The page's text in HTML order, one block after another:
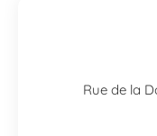
Rue de la